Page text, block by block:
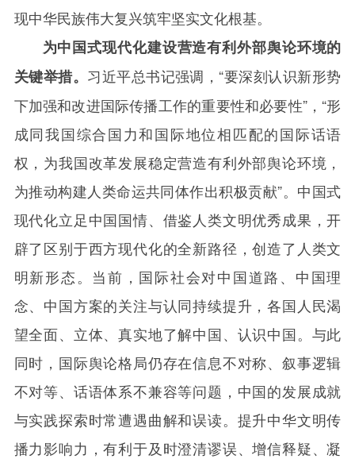
现中华民族伟大复兴筑牢坚实文化根基。
为中国式现代化建设营造有利外部舆论环境的
关键举措。 习近平总书记强调，“要深刻认识新形势
下加强和改进国际传播工作的重要性和必要性”，“形
成同我国综合国力和国际地位相匹配的国际话语
权，为我国改革发展稳定营造有利外部舆论环境，
为推动构建人类命运共同体作出积极贡献”。中国式
现代化立足中国国情、借鉴人类文明优秀成果，开
辟了区别于西方现代化的全新路径，创造了人类文
明新形态。当前，国际社会对中国道路、中国理
念、中国方案的关注与认同持续提升，各国人民渴
望全面、立体、真实地了解中国、认识中国。与此
同时，国际舆论格局仍存在信息不对称、叙事逻辑
不对等、话语体系不兼容等问题，中国的发展成就
与实践探索时常遭遇曲解和误读。提升中华文明传
播力影响力，有利于及时澄清谬误、增信释疑、凝